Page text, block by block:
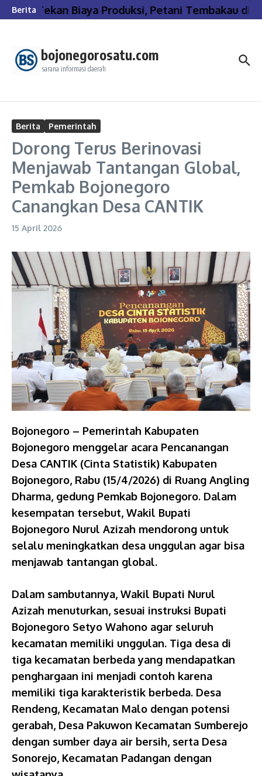
Lewati ke konten
BeritaTekan Biaya Produksi, Petani Tembakau di
bojonegorosatu.com
sarana informasi daerah
Berita Pemerintah
Dorong Terus Berinovasi
Menjawab Tantangan Global,
Pemkab Bojonegoro
Canangkan Desa CANTIK
15 April 2026
Bojonegoro – Pemerintah Kabupaten
Bojonegoro menggelar acara Pencanangan
Desa CANTIK (Cinta Statistik) Kabupaten
Bojonegoro, Rabu (15/4/2026) di Ruang Angling
Dharma, gedung Pemkab Bojonegoro. Dalam
kesempatan tersebut, Wakil Bupati
Bojonegoro Nurul Azizah mendorong untuk
selalu meningkatkan desa unggulan agar bisa
menjawab tantangan global.
Dalam sambutannya, Wakil Bupati Nurul
Azizah menuturkan, sesuai instruksi Bupati
Bojonegoro Setyo Wahono agar seluruh
kecamatan memiliki unggulan. Tiga desa di
tiga kecamatan berbeda yang mendapatkan
penghargaan ini menjadi contoh karena
memiliki tiga karakteristik berbeda. Desa
Rendeng, Kecamatan Malo dengan potensi
gerabah, Desa Pakuwon Kecamatan Sumberejo
dengan sumber daya air bersih, serta Desa
Sonorejo, Kecamatan Padangan dengan